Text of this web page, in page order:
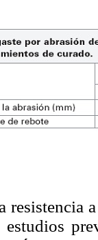
resistencia
estudios